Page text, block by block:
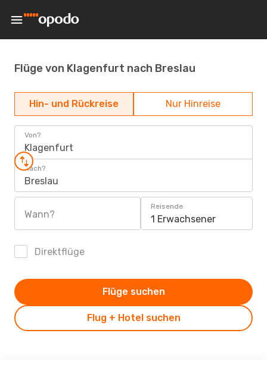
Flüge von Klagenfurt nach Breslau
Hin- und Rückreise Nur Hinreise
Von?
Klagenfurt
Nach?
Breslau
Wann?
Reisende
1 Erwachsener
Direktflüge
Flug + Hotel suchen
Flüge suchen